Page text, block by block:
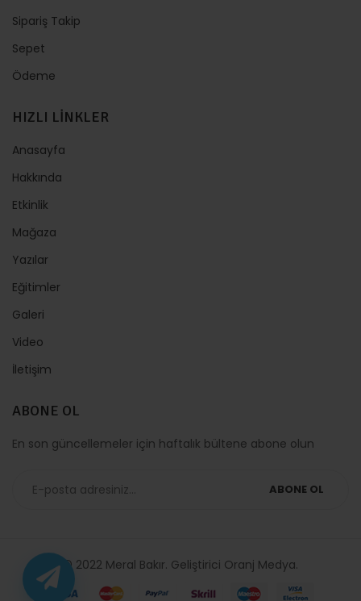
Sipariş Takip
Sepet
Ödeme
HIZLI LİNKLER
Anasayfa
Hakkında
Etkinlik
Mağaza
Yazılar
Eğitimler
Galeri
Video
İletişim
ABONE OL
En son güncellemeler için haftalık bültene abone olun
ABONE OL
© 2022 Meral Bakır. Geliştirici Oranj Medya.